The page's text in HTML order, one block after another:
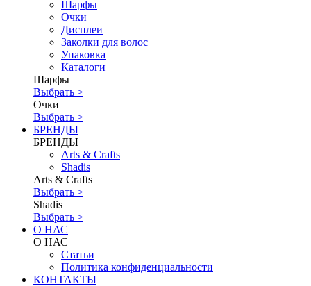
Шарфы
Очки
Дисплеи
Заколки для волос
Упаковка
Каталоги
Шарфы
Выбрать >
Очки
Выбрать >
БРЕНДЫ
БРЕНДЫ
Аrts & Сrafts
Shadis
Аrts & Сrafts
Выбрать >
Shadis
Выбрать >
О НАС
О НАС
Статьи
Политика конфиденциальности
КОНТАКТЫ